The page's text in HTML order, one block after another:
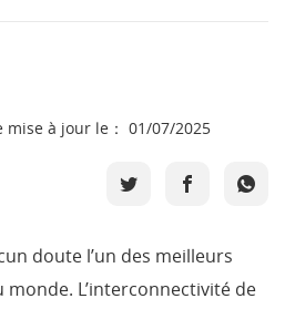
à jour le： 01/07/2025
doute l’un des meilleurs
L’interconnectivité de